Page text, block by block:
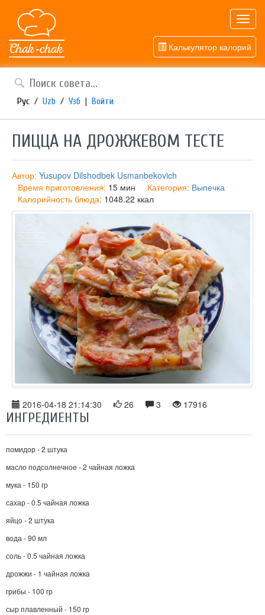
Калькулятор калорий
Рус / Uzb / Узб | Войти
ПИЦЦА НА ДРОЖЖЕВОМ ТЕСТЕ
Автор: Yusupov Dilshodbek Usmanbekovich
Время приготовления: 15 мин Категория: Выпечка
Калорийность блюда: 1048.22 ккал
2016-04-18 21:14:30 26 3 17916
ИНГРЕДИЕНТЫ
помидор - 2 штука
масло подсолнечное - 2 чайная ложка
мука - 150 гр
сахар - 0.5 чайная ложка
яйцо - 2 штука
вода - 90 мл
соль - 0.5 чайная ложка
дрожжи - 1 чайная ложка
грибы - 100 гр
сыр плавленный - 150 гр